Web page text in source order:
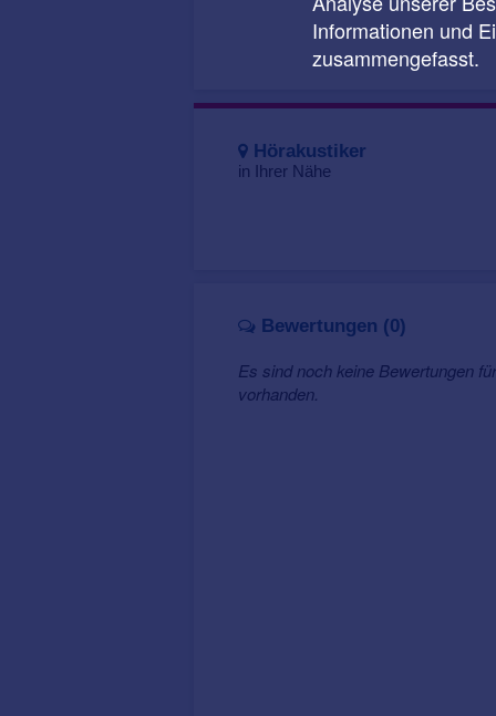
Hörakustiker
in Ihrer Nähe
Bewertungen (0)
Es sind noch keine Bewertungen
vorhanden.
Informationen und
zusammengefasst.